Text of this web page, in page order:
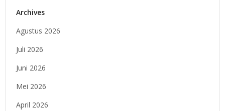
Archives
Agustus 2026
Juli 2026
Juni 2026
Mei 2026
April 2026